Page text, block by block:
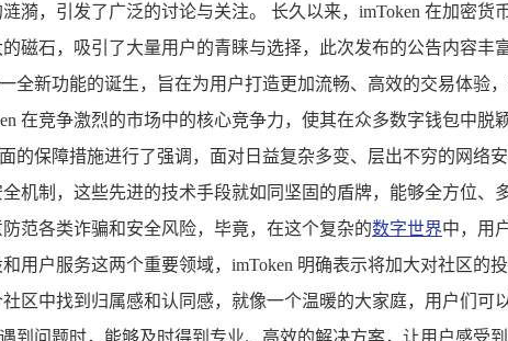
，引发了广泛的讨论与关注。 长久以来，imToken 在加密货
磁石，吸引了大量用户的青睐与选择，此次发布的公告内容丰
新功能的诞生，旨在为用户打造更加流畅、高效的交易体验
在竞争激烈的市场中的核心竞争力，使其在众多数字钱包中脱
保障措施进行了强调，面对日益复杂多变、层出不穷的网络
机制，这些先进的技术手段就如同坚固的盾牌，能够全方位、
范各类诈骗和安全风险，毕竟，在这个复杂的数字世界中，用
用户服务这两个重要领域，imToken 明确表示将加大对社区的
中找到归属感和认同感，就像一个温暖的大家庭，用户们可
问题时，能够及时得到专业、高效的解决方案，让用户感受